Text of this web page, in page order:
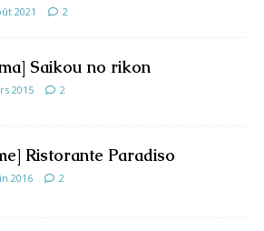
2021 2
Saikou no rikon
2015 2
Ristorante Paradiso
2016 2